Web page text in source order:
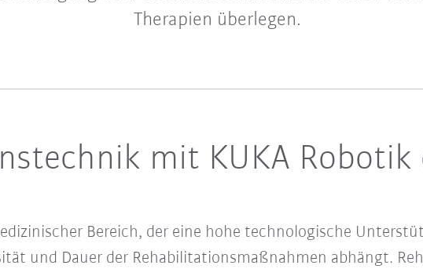
Therapien überlegen.
mit KUKA Robotik
Bereich, der eine hohe technologische
und Dauer der Rehabilitationsmaßnahmen abhängt.